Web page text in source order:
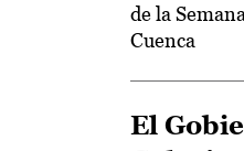
de la
Cuenca
El